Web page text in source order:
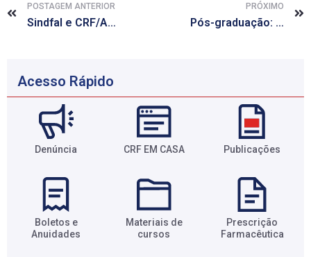
POSTAGEM ANTERIOR
Sindfal e CRF/AL iniciam votação de farmacêutico destaque
PRÓXIMO
Pós-graduação: CRF/AL renova convênio com Espaço Ciência
Acesso Rápido
Denúncia CRF EM CASA Publicações
Boletos e
Anuidades​
Materiais de
cursos​
Prescrição
Farmacêutica​